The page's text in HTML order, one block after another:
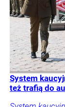
System
też trafią do